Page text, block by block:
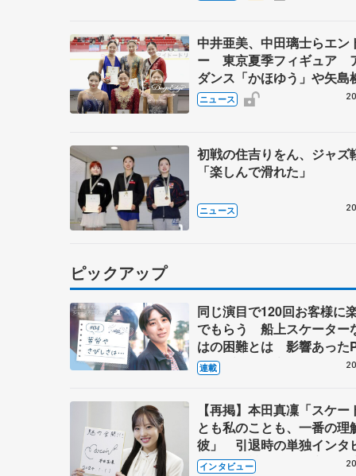
中井亜美、中田璃士らエン
ー 東京夏季フィギュア
ダンス「かほゆう」や矢島
北村凌大組も
ニュース
初戦の住吉りをん、ジャ
「楽しんで滑れた」
ニュース
ピックアップ
同じ演目で120回お客様に
でもらう 船上スケーター
はの困難とは 影響あった
キャプテン松永さんの存在
連載
【再掲】本田真凜「スケー
とも私のことも、一番の理
彼」 引退時の単独インタ
で語った競技人生や家族、
インタビュー